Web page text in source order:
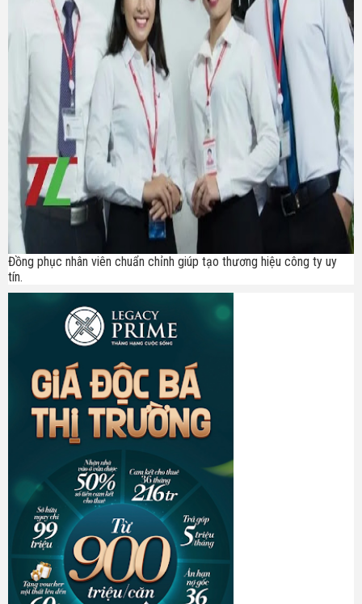
Đồng phục nhân viên chuẩn chỉnh giúp tạo thương hiệu công ty uy
tín.